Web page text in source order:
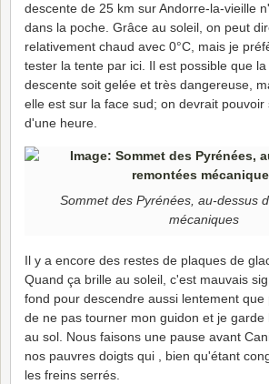
descente de 25 km sur Andorre-la-vieille
dans la poche. Grâce au soleil, on peut
relativement chaud avec 0°C, mais je
tester la tente par ici. Il est possible que
descente soit gelée et très dangereuse,
elle est sur la face sud; on devrait
d'une heure.
Sommet des Pyrénées, au-dessus
mécaniques
Il y a encore des restes de plaques de
Quand ça brille au soleil, c'est mauvais
fond pour descendre aussi lentement que
de ne pas tourner mon guidon et je garde
au sol. Nous faisons une pause avant
nos pauvres doigts qui , bien qu'étant
les freins serrés.